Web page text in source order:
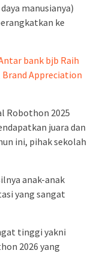
manusianya)
ke
bank bjb Raih
Appreciation
Robothon 2025
juara dan
ini, pihak sekolah
anak-anak
yang sangat
tinggi yakni
2026 yang